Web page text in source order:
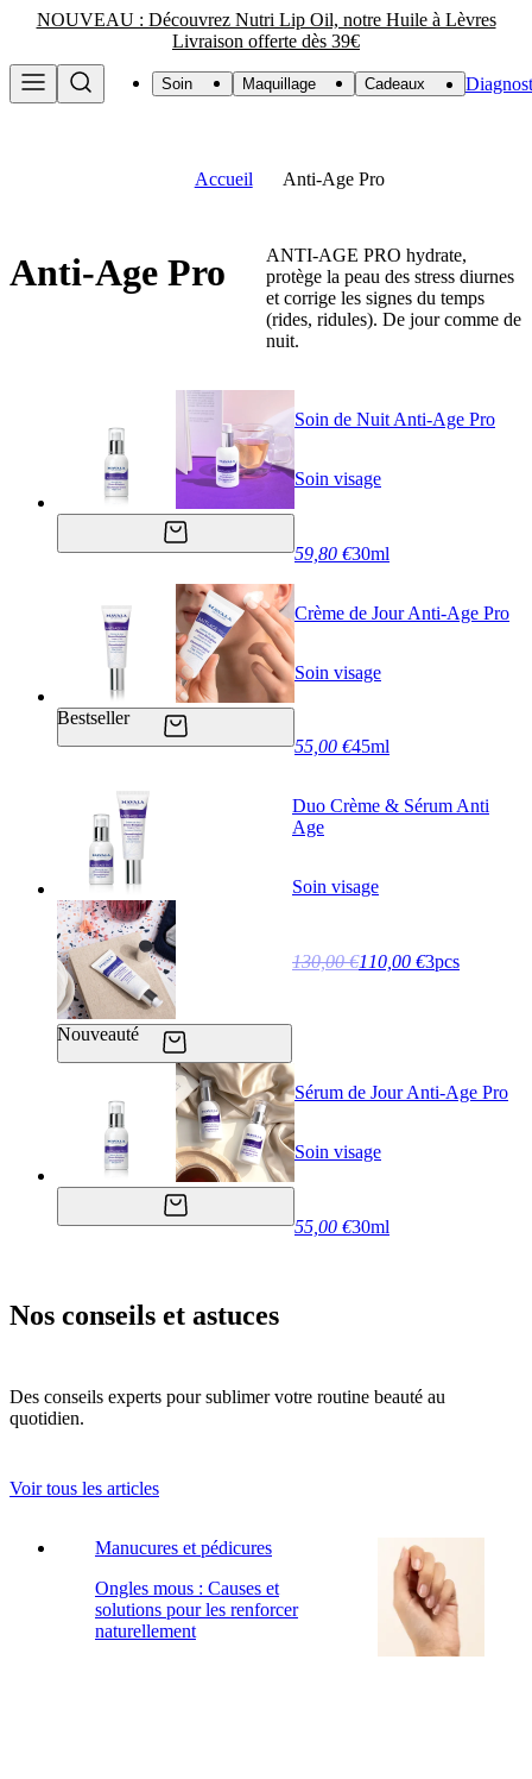
NOUVEAU : Découvrez Nutri Lip Oil, notre Huile à Lèvres
Livraison offerte dès 39€
Soin Maquillage Cadeaux
Accueil Anti-Age Pro
Anti-Age Pro
ANTI-AGE PRO hydrate,
protège la peau des stress diurnes
et corrige les signes du temps
(rides, ridules). De jour comme de
nuit.
Soin de Nuit Anti-Age Pro
Soin visage
59,80 €30ml
Bestseller
Crème de Jour Anti-Age Pro
Soin visage
55,00 €45ml
Nouveauté
Duo Crème & Sérum Anti
Age
Soin visage
130,00 €110,00 €3pcs
Sérum de Jour Anti-Age Pro
Soin visage
55,00 €30ml
Nos conseils et astuces
Des conseils experts pour sublimer votre routine beauté au
quotidien.
Voir tous les articles
Manucures et pédicures
Ongles mous : Causes et
solutions pour les renforcer
naturellement